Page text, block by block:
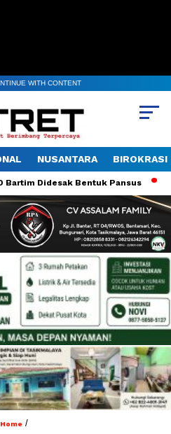
WITH CONTENT
NUSANTARA BIROKRASI
Didesak Bentuk Pansus
Home /